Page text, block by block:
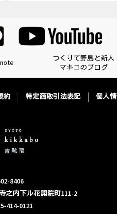
note
つくりて野島と新人
マキコのブログ
約 特定商取引法表記 個人
8406
之内下ル花開院町111-2
414-0121